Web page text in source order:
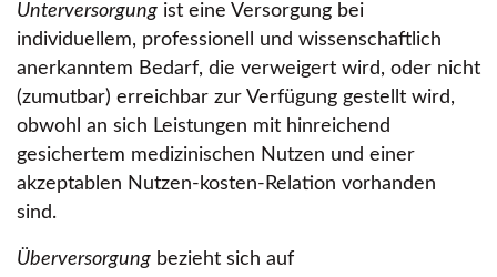
Unterversorgung ist eine Versorgung bei
individuellem, professionell und wissenschaftlich
anerkanntem Bedarf, die verweigert wird, oder nicht
(zumutbar) erreichbar zur Verfügung gestellt wird,
obwohl an sich Leistungen mit hinreichend
gesichertem medizinischen Nutzen und einer
akzeptablen Nutzen-kosten-Relation vorhanden
sind.
Überversorgung bezieht sich auf